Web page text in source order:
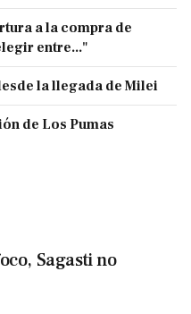
a la compra de
entre..."
la llegada de Milei
de Los Pumas
Sagasti no